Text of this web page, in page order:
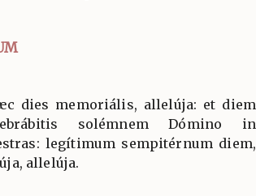
dies memoriális, allelúja: et diem
solémnem Dómino in
legítimum sempitérnum diem,
allelúja.